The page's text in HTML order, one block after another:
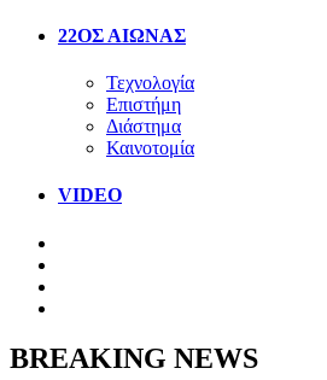
22ΟΣ ΑΙΩΝΑΣ
Τεχνολογία
Επιστήμη
Διάστημα
Καινοτομία
VIDEO
BREAKING NEWS